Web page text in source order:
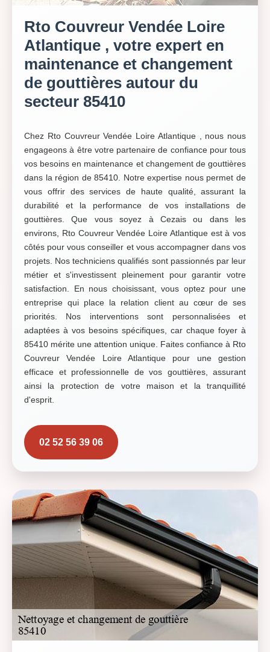
Rto Couvreur Vendée Loire
Atlantique , votre expert en
maintenance et changement
de gouttières autour du
secteur 85410
Chez Rto Couvreur Vendée Loire Atlantique , nous nous
engageons à être votre partenaire de confiance pour tous
vos besoins en maintenance et changement de gouttières
dans la région de 85410. Notre expertise nous permet de
vous offrir des services de haute qualité, assurant la
durabilité et la performance de vos installations de
gouttières. Que vous soyez à Cezais ou dans les
environs, Rto Couvreur Vendée Loire Atlantique est à vos
côtés pour vous conseiller et vous accompagner dans vos
projets. Nos techniciens qualifiés sont passionnés par leur
métier et s'investissent pleinement pour garantir votre
satisfaction. En nous choisissant, vous optez pour une
entreprise qui place la relation client au cœur de ses
priorités. Nos interventions sont personnalisées et
adaptées à vos besoins spécifiques, car chaque foyer à
85410 mérite une attention unique. Faites confiance à Rto
Couvreur Vendée Loire Atlantique pour une gestion
efficace et professionnelle de vos gouttières, assurant
ainsi la protection de votre maison et la tranquillité
d'esprit.
02 52 56 39 06